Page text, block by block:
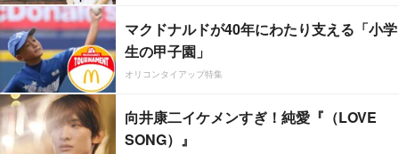
マクドナルドが40年にわたり支える「小学
生の甲子園」
オリコンタイアップ特集
向井康二イケメンすぎ！純愛『（LOVE
SONG）』